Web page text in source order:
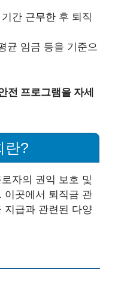
간 근무한 후 퇴직
균 임금 등을 기준으
전 프로그램을 자세
란?
자의 권익 보호 및
이곳에서 퇴직금 관
지급과 관련된 다양